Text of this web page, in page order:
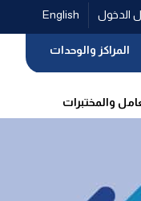
English الدخول
المراكز والوحدات
والمختبرات